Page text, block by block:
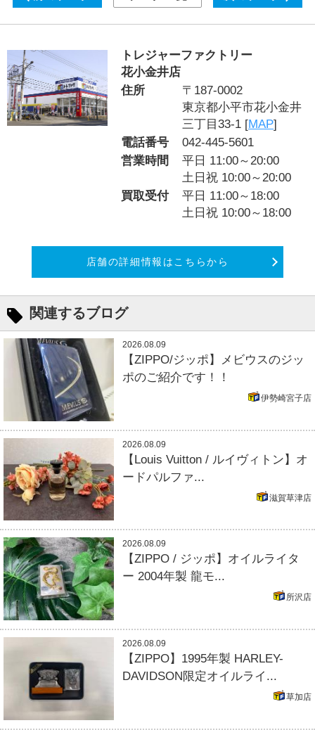
トレジャーファクトリー
花小金井店
住所
〒187-0002
東京都小平市花小金井
三丁目33-1 [MAP]
電話番号
042-445-5601
営業時間
平日 11:00～20:00
土日祝 10:00～20:00
買取受付
平日 11:00～18:00
土日祝 10:00～18:00
店舗の詳細情報はこちらから
関連するブログ
2026.08.09
【ZIPPO/ジッポ】メビウスのジッ
ポのご紹介です！！
伊勢崎宮子店
2026.08.09
【Louis Vuitton / ルイヴィトン】オ
ードパルファ...
滋賀草津店
2026.08.09
【ZIPPO / ジッポ】オイルライタ
ー 2004年製 龍モ...
所沢店
2026.08.09
【ZIPPO】1995年製 HARLEY-
DAVIDSON限定オイルライ...
草加店